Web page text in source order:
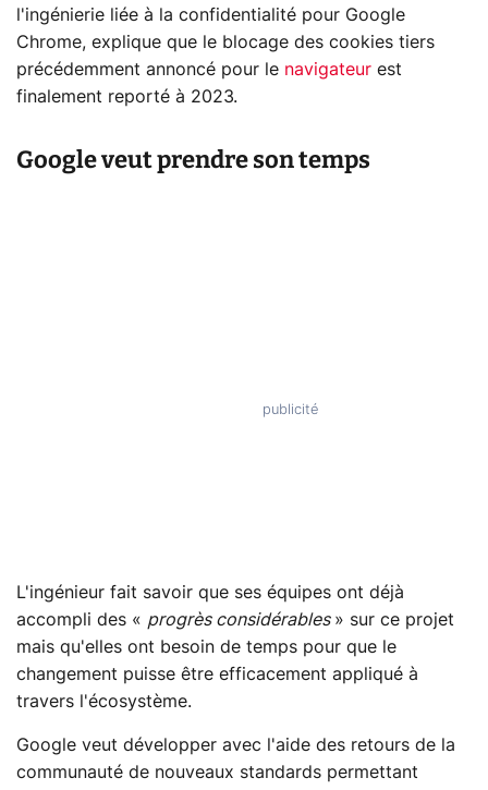
l'ingénierie liée à la confidentialité pour Google
Chrome, explique que le blocage des cookies tiers
précédemment annoncé pour le navigateur est
finalement reporté à 2023.
Google veut prendre son temps
L'ingénieur fait savoir que ses équipes ont déjà
accompli des « progrès considérables » sur ce projet
mais qu'elles ont besoin de temps pour que le
changement puisse être efficacement appliqué à
travers l'écosystème.
Google veut développer avec l'aide des retours de la
communauté de nouveaux standards permettant